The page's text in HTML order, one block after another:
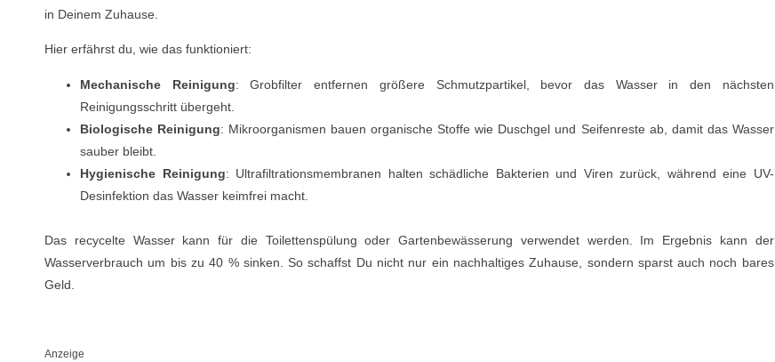
in Deinem Zuhause.
Hier erfährst du, wie das funktioniert:
Mechanische Reinigung: Grobfilter entfernen größere Schmutzpartikel, bevor das Wasser in den nächsten
Reinigungsschritt übergeht.
Biologische Reinigung: Mikroorganismen bauen organische Stoffe wie Duschgel und Seifenreste ab, damit das Wasser
sauber bleibt.
Hygienische Reinigung: Ultrafiltrationsmembranen halten schädliche Bakterien und Viren zurück, während eine UV-
Desinfektion das Wasser keimfrei macht.
Das recycelte Wasser kann für die Toilettenspülung oder Gartenbewässerung verwendet werden. Im Ergebnis kann der
Wasserverbrauch um bis zu 40 % sinken. So schaffst Du nicht nur ein nachhaltiges Zuhause, sondern sparst auch noch bares
Geld.
Anzeige